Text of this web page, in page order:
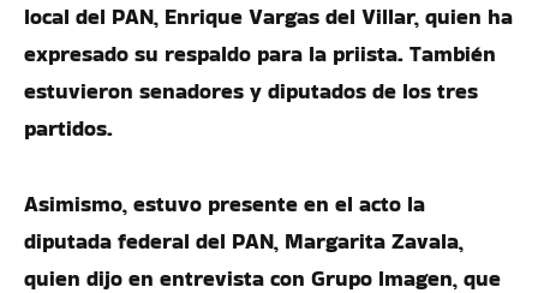
local del PAN, Enrique Vargas del Villar, quien ha
expresado su respaldo para la priista. También
estuvieron senadores y diputados de los tres
partidos.
Asimismo, estuvo presente en el acto la
diputada federal del PAN, Margarita Zavala,
quien dijo en entrevista con Grupo Imagen, que